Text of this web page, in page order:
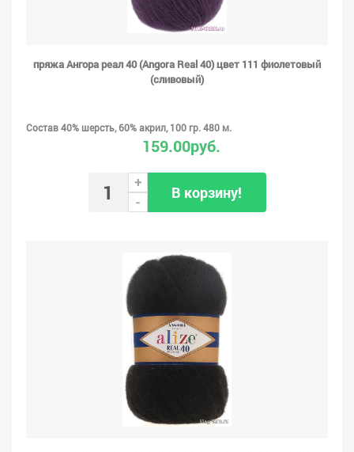
пряжа Ангора реал 40 (Angora Real 40) цвет 111 фиолетовый
(сливовый)
Состав 40% шерсть, 60% акрил, 100 гр. 480 м.
159.00руб.
+
-
В корзину!